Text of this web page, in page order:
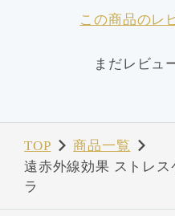
この商品のレ
まだレビュ
TOP
商品一覧
遠赤外線効果 ストレ
ラ